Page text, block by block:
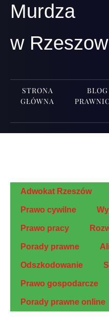
Murdza
w
STRONA
GŁÓWNA
BLOG
Adwo­kat Rzeszów
Pra­wo cywilne
Pra­wo pracy
Pora­dy prawne
Odszko­do­wa­nie
Pra­wo gospodarcze
Pora­dy praw­ne online